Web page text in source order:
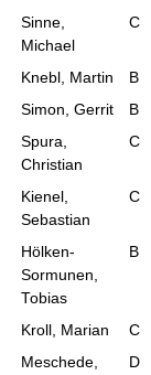
Sinne,
Michael
C
Knebl, Martin B
Simon, Gerrit
B
Spura,
Christian
C
Kienel,
Sebastian
C
Hölken-
Sormunen,
Tobias
B
Kroll, Marian C
Meschede,
D